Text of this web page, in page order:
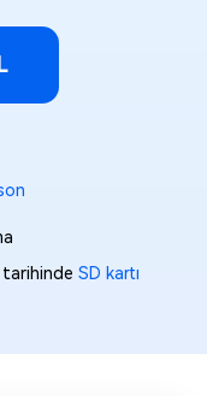
tarihinde SD kartı